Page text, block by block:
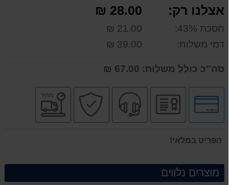
אצלנו רק: 28.00 ₪
חסכת 43%:
21.00 ₪
דמי משלוח:
39.00 ₪
סה''כ כולל משלוח:
לחץ
לאפשרויות
תשלומים
יבואן
רשמי
שירות
מקצועי
קניה
בטוחה
מהיר
הפריט במלאי!
מוצרים נלווים